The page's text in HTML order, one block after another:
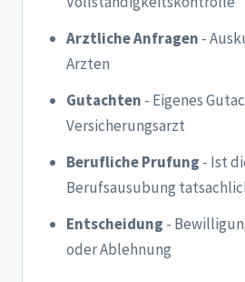
Arztliche Anfragen -
Arzten
Gutachten - Eigenes
Versicherungsarzt
Berufliche Prufung - Ist
Berufsausubung
Entscheidung -
oder Ablehnung